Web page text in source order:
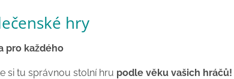
hry
pro každého
si tu správnou stolní hru podle věku vašich hráčů!